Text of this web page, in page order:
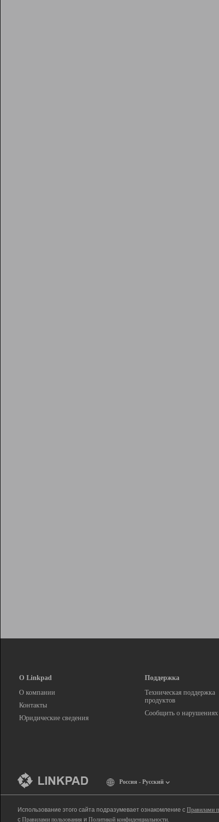
О Linkpad
О компании
Контакты
Юридические сведения
Поддержка
Техническая поддержка
продуктов
Сообщить о нарушениях
Россия - Русский
Использование этого сайта подразумевает ознакомление с Правилами
с Правилами пользования и Политикой конфиденциальности.